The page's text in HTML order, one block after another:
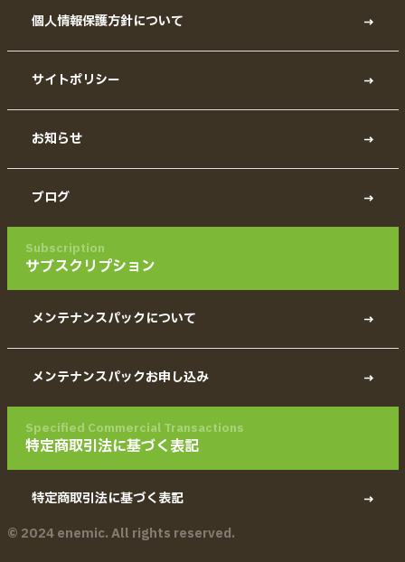
個人情報保護方針について
サイトポリシー
お知らせ
ブログ
Subscription
サブスクリプション
メンテナンスパックについて
メンテナンスパックお申し込み
Specified Commercial Transactions
特定商取引法に基づく表記
特定商取引法に基づく表記
© 2024 enemic. All rights reserved.